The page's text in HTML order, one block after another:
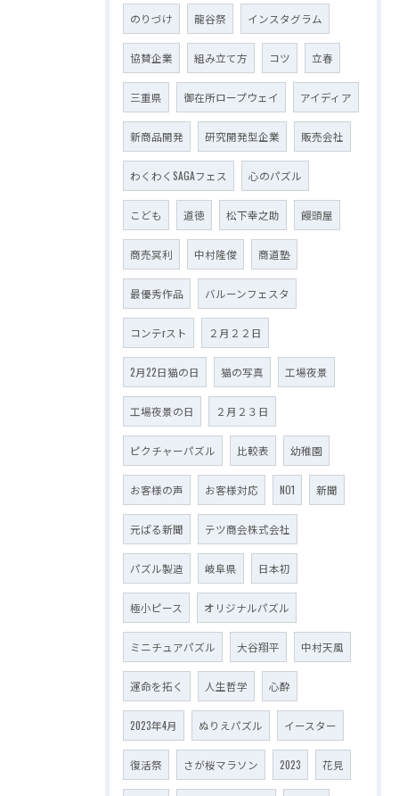
のりづけ 龍谷祭 インスタグラム
協賛企業 組み立て方 コツ 立春
三重県 御在所ロープウェイ アイディア
新商品開発 研究開発型企業 販売会社
わくわくSAGAフェス 心のパズル
こども 道徳 松下幸之助 饅頭屋
商売冥利 中村隆俊 商道塾
最優秀作品 バルーンフェスタ
コンテrスト ２月２２日
2月22日猫の日 猫の写真 工場夜景
工場夜景の日 ２月２３日
ピクチャーパズル 比較表 幼稚園
お客様の声 お客様対応 NO1 新聞
元ぱる新聞 テツ商会株式会社
パズル製造 岐阜県 日本初
極小ピース オリジナルパズル
ミニチュアパズル 大谷翔平 中村天風
運命を拓く 人生哲学 心酔
2023年4月 ぬりえパズル イースター
復活祭 さが桜マラソン 2023 花見